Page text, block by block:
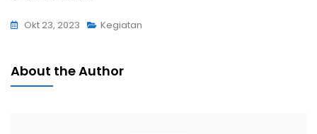
Okt 23, 2023 Kegiatan
About the Author